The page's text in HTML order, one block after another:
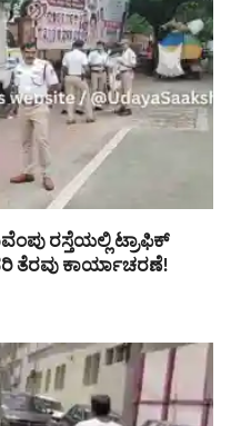
ರಸ್ತೆಯಲ್ಲಿ ಟ್ರಾಫಿಕ್
ತೆರವು ಕಾರ್ಯಾಚರಣೆ!